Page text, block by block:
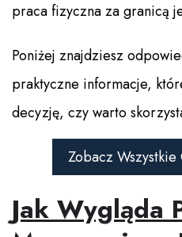
praca fizyczna za granicą
Poniżej znajdziesz
praktyczne informacje,
decyzję, czy warto
Zobacz
Jak Wygląda